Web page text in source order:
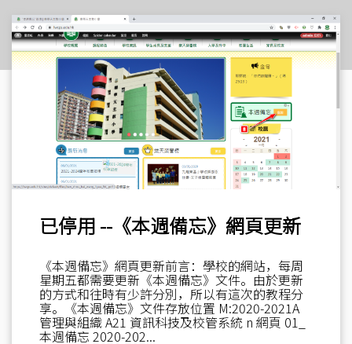
已停用 --《本週備忘》網頁更新
《本週備忘》網頁更新前言：學校的網站，每周
星期五都需要更新《本週備忘》文件。由於更新
的方式和往時有少許分別，所以有這次的教程分
享。《本週備忘》文件存放位置 M:2020-2021A
管理與組織 A21 資訊科技及校管系統 n 網頁 01_
本週備忘 2020-202...